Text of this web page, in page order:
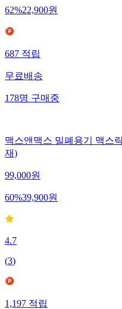
62%22,900원
687 적립
무료배송
178명 구매중
맥스앤맥스 밀폐용기 맥스
재)
99,000원
60%39,900원
4.7
(3)
1,197적립